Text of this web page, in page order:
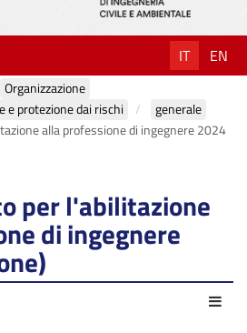
IT EN
Organizzazione
e protezione dai rischi
generale
alla professione di ingegnere 2024
per l'abilitazione
di ingegnere